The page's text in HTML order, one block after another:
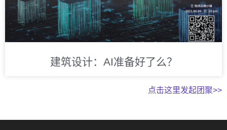
建筑设计：AI准备好了么？
点击这里发起团聚>>